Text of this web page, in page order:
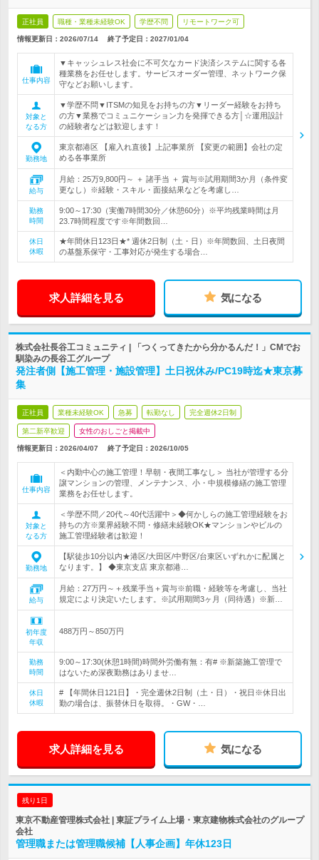
正社員 職種・業種未経験OK 学歴不問 リモートワーク可
情報更新日：2026/07/14 終了予定日： 2027/01/04
仕事内容
▼キャッシュレス社会に不可欠なカード決済システムに関する各
種業務をお任せします。サービスオーダー管理、ネットワーク保
守などお願いします。
対象と
なる方
▼学歴不問▼ITSMの知見をお持ちの方▼リーダー経験をお持ち
の方▼業務でコミュニケーション力を発揮できる方│☆運用設計
の経験者などは歓迎します！
勤務地
東京都港区 【雇入れ直後】上記事業所 【変更の範囲】会社の定
める各事業所
給与
月給：25万9,800円～ ＋ 諸手当 ＋ 賞与※試用期間3か月（条件変
更なし）※経験・スキル・面接結果などを考慮し…
勤務
時間
9:00～17:30（実働7時間30分／休憩60分）※平均残業時間は月
23.7時間程度です※年間数回…
休日
休暇
★年間休日123日★* 週休2日制（土・日）※年間数回、土日夜間
の基盤系保守・工事対応が発生する場合…
求人詳細を見る 気になる
株式会社長谷工コミュニティ | 「つくってきたから分かるんだ！」CMでお
馴染みの長谷工グループ
発注者側【施工管理・施設管理】土日祝休み/PC19時迄★東京募
集
正社員 業種未経験OK 急募 転勤なし 完全週休2日制
第二新卒歓迎 女性のおしごと掲載中
情報更新日：2026/04/07 終了予定日： 2026/10/05
仕事内容
＜内勤中心の施工管理！早朝・夜間工事なし＞ 当社が管理する分
譲マンションの管理、メンテナンス、小・中規模修繕の施工管理
業務をお任せします。
対象と
なる方
＜学歴不問／20代～40代活躍中＞◆何かしらの施工管理経験をお
持ちの方※業界経験不問・修繕未経験OK★マンションやビルの
施工管理経験者は歓迎！
勤務地
【駅徒歩10分以内★港区/大田区/中野区/台東区いずれかに配属と
なります。】 ◆東京支店 東京都港…
給与
月給：27万円～＋残業手当＋賞与※前職・経験等を考慮し、当社
規定により決定いたします。※試用期間3ヶ月（同待遇）※新…
初年度
年収
488万円～850万円
勤務
時間
9:00～17:30(休憩1時間)時間外労働有無：有# ※新築施工管理で
はないため深夜勤務はありませ…
休日
休暇
# 【年間休日121日】・完全週休2日制（土・日）・祝日※休日出
勤の場合は、振替休日を取得。・GW・…
求人詳細を見る 気になる
残り1日
東京不動産管理株式会社 | 東証プライム上場・東京建物株式会社のグループ
会社
管理職または管理職候補【人事企画】年休123日